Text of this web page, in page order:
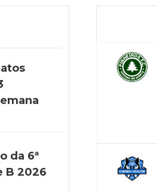
da 6ª
B 2026